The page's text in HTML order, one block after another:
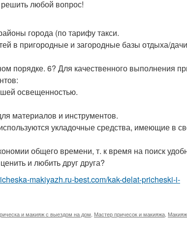
любой вопрос!
города (по тарифу такси.
в пригородные и загородные базы отдыха/
порядке. 6? Для качественного выполнения
освещенностью.
материалов и инструментов.
укладочные средства, имеющие в
общего времени, т. к время на поиск
и любить друг друга?
makiyazh.ru-best.com/kak-delat-pricheski-i-
и макияж с выездом на дом Мастер причесок и макияжа